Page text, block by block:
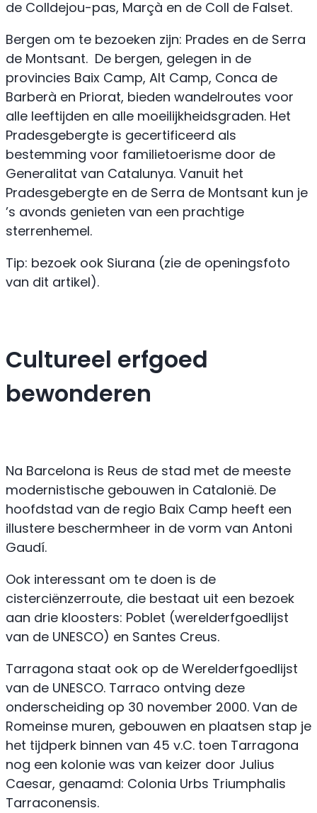
de Colldejou-pas, Marçà en de Coll de Falset.
Bergen om te bezoeken zijn: Prades en de Serra
de Montsant. De bergen, gelegen in de
provincies Baix Camp, Alt Camp, Conca de
Barberà en Priorat, bieden wandelroutes voor
alle leeftijden en alle moeilijkheidsgraden. Het
Pradesgebergte is gecertificeerd als
bestemming voor familietoerisme door de
Generalitat van Catalunya. Vanuit het
Pradesgebergte en de Serra de Montsant kun je
’s avonds genieten van een prachtige
sterrenhemel.
Tip: bezoek ook Siurana (zie de openingsfoto
van dit artikel).
Cultureel erfgoed
bewonderen
Na Barcelona is Reus de stad met de meeste
modernistische gebouwen in Catalonië. De
hoofdstad van de regio Baix Camp heeft een
illustere beschermheer in de vorm van Antoni
Gaudí.
Ook interessant om te doen is de
cisterciënzerroute, die bestaat uit een bezoek
aan drie kloosters: Poblet (werelderfgoedlijst
van de UNESCO) en Santes Creus.
Tarragona staat ook op de Werelderfgoedlijst
van de UNESCO. Tarraco ontving deze
onderscheiding op 30 november 2000. Van de
Romeinse muren, gebouwen en plaatsen stap je
het tijdperk binnen van 45 v.C. toen Tarragona
nog een kolonie was van keizer door Julius
Caesar, genaamd: Colonia Urbs Triumphalis
Tarraconensis.